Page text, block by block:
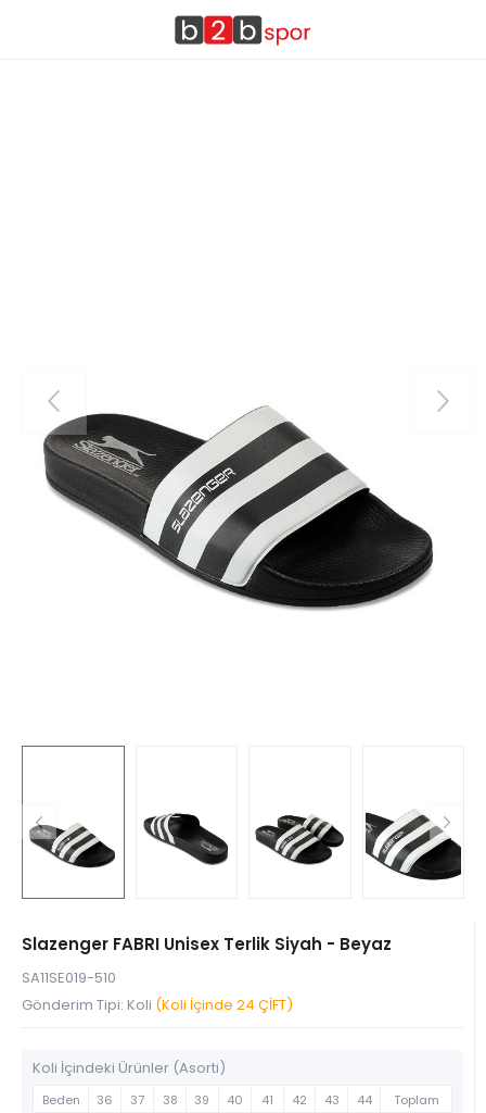
Slazenger FABRI Unisex Terlik Siyah - Beyaz
SA11SE019-510
Gönderim Tipi: Koli (Koli İçinde 24 ÇİFT)
Koli İçindeki Ürünler (Asorti)
Beden 36 37 38 39 40 41 42 43 44
Toplam